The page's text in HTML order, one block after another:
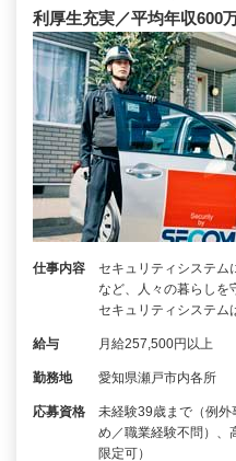
利厚生充実／平均年収600
仕事内容
セキュリティシステム
など、人々の暮らし
セキュリティシステム
給与 月給257,500円以上
勤務地 愛知県瀬戸市内各所
応募資格
未経験39歳まで（例
め／職業経験不問）
限定可）